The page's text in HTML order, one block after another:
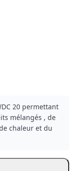
20 permettant
mélangés , de
chaleur et du